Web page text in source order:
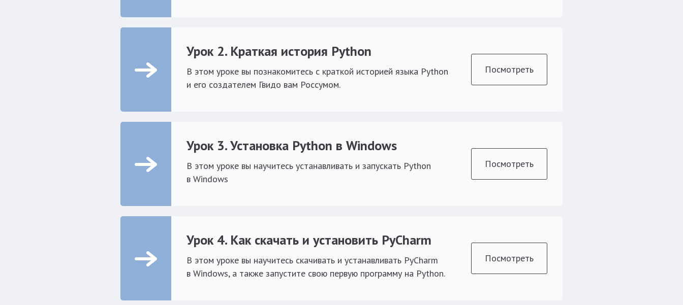
Урок 2. Краткая история Python
В этом уроке вы познакомитесь с краткой историей языка Python
и его создателем Гвидо вам Россумом.
Посмотреть
Урок 3. Установка Python в Windows
В этом уроке вы научитесь устанавливать и запускать Python
в Windows
Посмотреть
Урок 4. Как скачать и установить PyCharm
В этом уроке вы научитесь скачивать и устанавливать PyCharm
в Windows, а также запустите свою первую программу на Python.
Посмотреть